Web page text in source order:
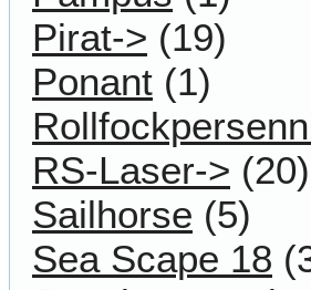
Pirat-> (19)
Ponant (1)
RS-Laser-> (20)
Sailhorse (5)
Sea Scape 18